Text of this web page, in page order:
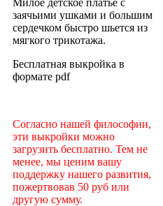
заячьими ушками и большим
сердечком быстро шьется из
мягкого трикотажа.
Бесплатная выкройка в
формате pdf
Согласно нашей философии,
эти выкройки можно
загрузить бесплатно. Тем не
менее, мы ценим вашу
поддержку нашего развития,
пожертвовав 50 руб или
другую сумму.